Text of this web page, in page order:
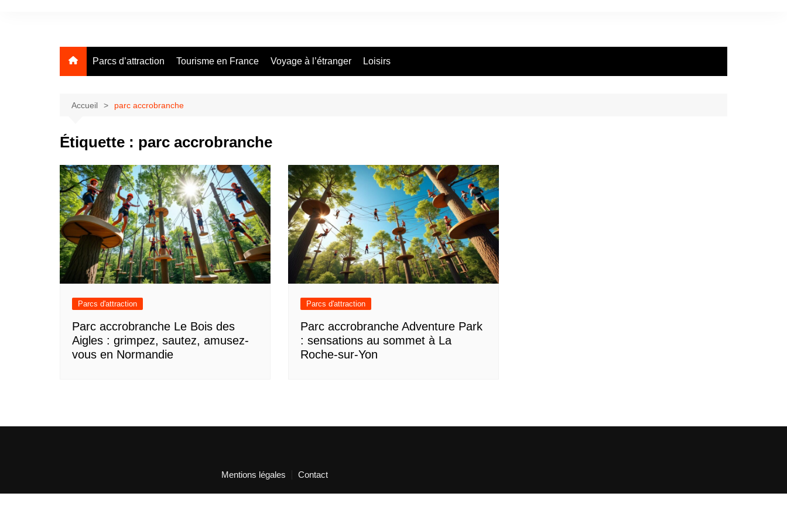
Parcs d’attraction Tourisme en France Voyage à l’étranger Loisirs
Accueil parc accrobranche
Étiquette : parc accrobranche
Parcs d'attraction
Parc accrobranche Le Bois des
Aigles : grimpez, sautez, amusez-
vous en Normandie
Parcs d'attraction
Parc accrobranche Adventure Park
: sensations au sommet à La
Roche-sur-Yon
Mentions légales Contact